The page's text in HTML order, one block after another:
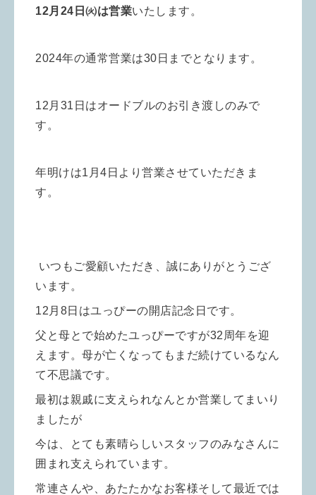
12月24日㈫は営業いたします。
2024年の通常営業は30日までとなります。
12月31日はオードブルのお引き渡しのみで
す。
年明けは1月4日より営業させていただきま
す。
いつもご愛顧いただき、誠にありがとうござ
います。
12月8日はユっぴーの開店記念日です。
父と母とで始めたユっぴーですが32周年を迎
えます。母が亡くなってもまだ続けているなん
て不思議です。
最初は親戚に支えられなんとか営業してまいり
ましたが
今は、とても素晴らしいスタッフのみなさんに
囲まれ支えられています。
常連さんや、あたたかなお客様そして最近では